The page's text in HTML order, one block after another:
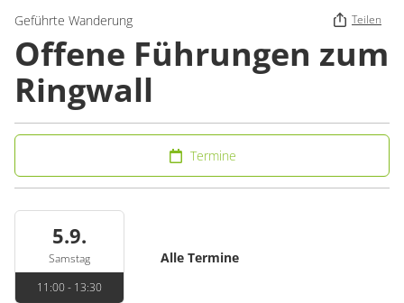
Geführte Wanderung Teilen
Offene Führungen zum
Ringwall
Termine
5.9.
Samstag
11:00 - 13:30
Alle Termine